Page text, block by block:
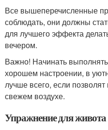
Все вышеперечисленные
соблюдать, они должны
для лучшего эффекта
вечером.
Важно! Начинать
хорошем настроении, в
лучше всего, если
свежем воздухе.
Упражнение для